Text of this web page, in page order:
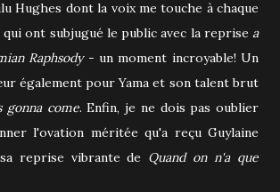
Hughes dont la voix me touche à chaque
ont subjugué le public avec la reprise a
Raphsody - un moment incroyable! Un
également pour Yama et son talent brut
gonna come. Enfin, je ne dois pas oublier
l'ovation méritée qu'a reçu Guylaine
reprise vibrante de Quand on n'a que